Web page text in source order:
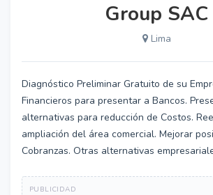
Group SAC
Lima
Diagnóstico Preliminar Gratuito de su
Financieros para presentar a Bancos.
alternativas para reducción de Costos.
ampliación del área comercial. Mejorar
Cobranzas. Otras alternativas